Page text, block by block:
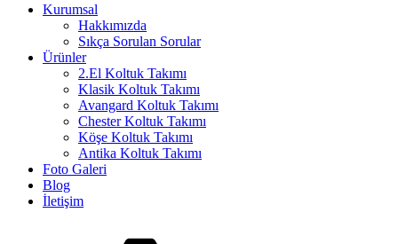
Kurumsal
Hakkımızda
Sıkça Sorulan Sorular
Ürünler
2.El Koltuk Takımı
Klasik Koltuk Takımı
Avangard Koltuk Takımı
Chester Koltuk Takımı
Köşe Koltuk Takımı
Antika Koltuk Takımı
Foto Galeri
Blog
İletişim